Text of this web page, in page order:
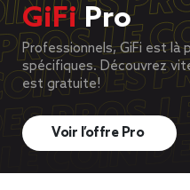
GiFiPro
Professionnels, GiFi est là
spécifiques. Découvrez
est gratuite!
Voir l’offre Pro